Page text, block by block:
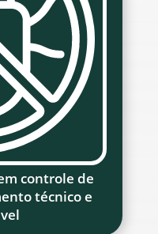
controle de
técnico e